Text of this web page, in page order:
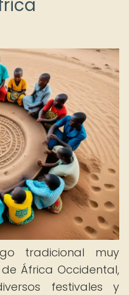
tradicional muy
África Occidental,
festivales y